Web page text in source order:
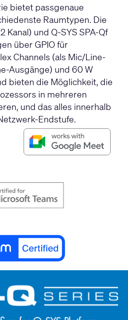
bietet passgenaue
Raumtypen. Die
Kanal) und Q-SYS SPA-Qf
über GPIO für
Channels (als Mic/Line-
Ausgänge) und 60 W
bieten die Möglichkeit, die
in mehreren
und das alles innerhalb
Endstufe.